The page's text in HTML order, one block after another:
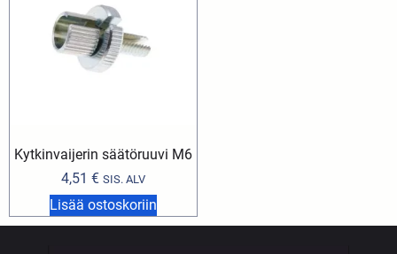
Kytkinvaijerin säätöruuvi M6
4,51 € SIS. ALV
Lisää ostoskoriin